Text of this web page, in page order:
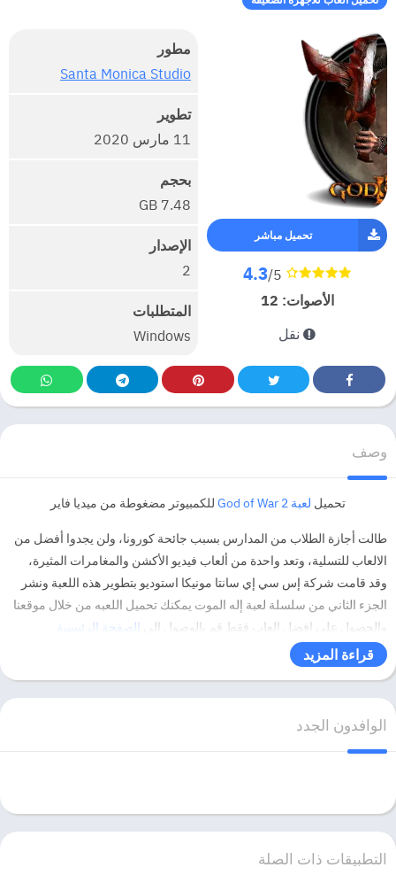
تحميل مباشر
4.3/5
الأصوات: 12
نقل
مطور
Santa Monica Studio
تطوير
11 مارس 2020
بحجم
7.48 GB
الإصدار
2
المتطلبات
Windows
وصف
تحميل لعبة God of War 2
للكمبيوتر مضغوطة من ميديا فاير
طالت أجازة الطلاب من المدارس بسبب جائحة كورونا، ولن يجدوا أفضل من
الالعاب للتسلية، وتعد واحدة من ألعاب فيديو الأكشن والمغامرات المثيرة،
وقد قامت شركة إس سي إي سانتا مونيكا استوديو بتطوير هذه اللعبة ونشر
الجزء الثاني من سلسلة لعبة إله الموت يمكنك تحميل اللعبه من خلال موقعنا
والحصول على افضل العاب فقط قم بالوصول الى الصفحة الرئيسية
قراءة المزيد
الوافدون الجدد
التطبيقات ذات الصلة